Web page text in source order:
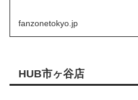
fanzonetokyo.jp
HUB市ヶ谷店